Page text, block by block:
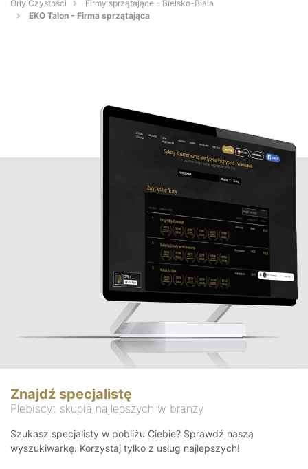
Orły Czystości
Firmy sprzątające - Bielsko-Biała
EKO Talon - Firma sprzątająca
Znajdź specjalistę
Plebiscyt skupia najlepszych w branży
Szukasz specjalisty w pobliżu Ciebie? Sprawdź naszą
wyszukiwarkę. Korzystaj tylko z usług najlepszych!